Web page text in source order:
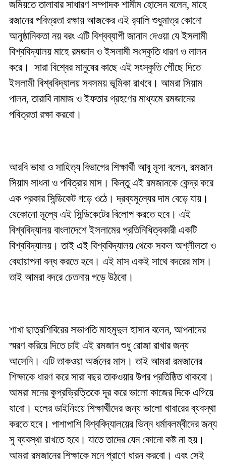
জমিয়তে তালাবার সাধারণ সম্পাদক শামীম হোসেন বলেন, মাহে
রজানের পবিত্রতা রক্ষায় আজকের এই র‍্যালি শুধুমাত্র কোনো
আনুষ্ঠানিকতা নয় বরং এটি বিশ্বব্যাপী জানান দেওয়া যে ইসলামী
বিশ্ববিদ্যালয় মাহে রমজান ও ইসলামী সংস্কৃতি ধারণ ও লালন
করে। সারা বিশ্বের মানুষের কাছে এই সংস্কৃতি পৌঁছে দিতে
ইসলামী বিশ্ববিদ্যালয় সবসময় ভূমিকা রাখবে। আমরা সিয়াম
পালন, তারাবি নামাজ ও ইফতার গ্রহণের মাধ্যমে রমজানের
পবিত্রতা রক্ষা করবো।
আরবি ভাষা ও সাহিত্য বিভাগের শিক্ষার্থী আবু মূসা বলেন, রমজান
সিয়াম সাধনা ও পবিত্রার মাস। কিন্তু এই রমজানকে কেন্দ্র করে
এক প্রকার সিন্ডিকেট গড়ে ওঠে। দ্রব্যমূল্যের দাম বেড়ে যায়।
যেকোনো মূল্যে এই সিন্ডিকেটের বিলোপ করতে হবে। এই
বিশ্ববিদ্যালয় বাংলাদেশে ইসলামের প্রতিনিধিত্বকারী একটি
বিশ্ববিদ্যালয়। তাই এই বিশ্ববিদ্যালয় থেকে সকল অশ্লীলতা ও
বেহায়াপনা বন্ধ করতে হবে। এই মাস একই সাথে বদরের মাস।
তাই আমরা বদরে চেতনায় গড়ে উঠবো।
শাখা ছাত্রশিবিরের সভাপতি মাহমুদুল হাসান বলেন, আপনাদের
স্মরণ করিয়ে দিতে চাই এই রমজান শুধু রোজা রাখার জন্য
আসেনি। এটি তাকওয়া অর্জনের মাস। তাই আমরা রমজানের
শিক্ষাকে ধারণ করে সারা বছর তাকওয়ার উপর প্রতিষ্ঠিত থাকবো।
আমরা মনের কুপ্রভ্রিত্তিকে দূর করে ভালো কাজের দিকে এগিয়ে
যাবো। হলের ডাইনিংয়ে শিক্ষার্থীদের জন্য ভালো খাবারের ব্যবস্থা
করতে হবে। পাশাপাশি বিশ্ববিদ্যালয়ের ভিন্ন ধর্মাবলম্বীদের জন্য
সু ব্যবস্থা রাখতে হবে। যাতে তাদের যেন কোনো কষ্ট না হয়।
আমরা রমজানের শিক্ষাকে মনে প্রাণে ধারন করবো। এবং সেই